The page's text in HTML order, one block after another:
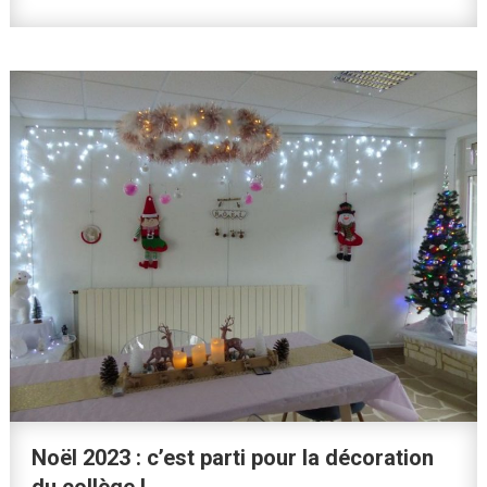
Noël 2023 : c’est parti pour la décoration